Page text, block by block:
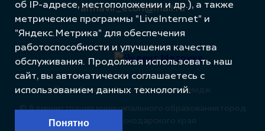
armavir_econ@mail.ru
© Администрация муниципального образования город
Армавир Краснодарского края
Разработка сайта – Интернет-Имидж
об IP-адресе, местоположении и др.), а также
метрические программы "LiveInternet" и
"Яндекс.Метрика" для обеспечения
работоспособности и улучшения качества
обслуживания. Продолжая использовать наш
сайт, вы автоматически соглашаетесь с
использованием данных технологий.
Понятно